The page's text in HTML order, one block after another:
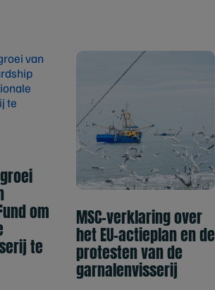
om
te
MSC-verklaring over
het EU-actieplan en de
protesten van de
garnalenvisserij